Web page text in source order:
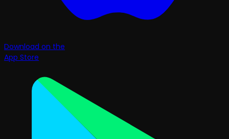
Download on the
App Store